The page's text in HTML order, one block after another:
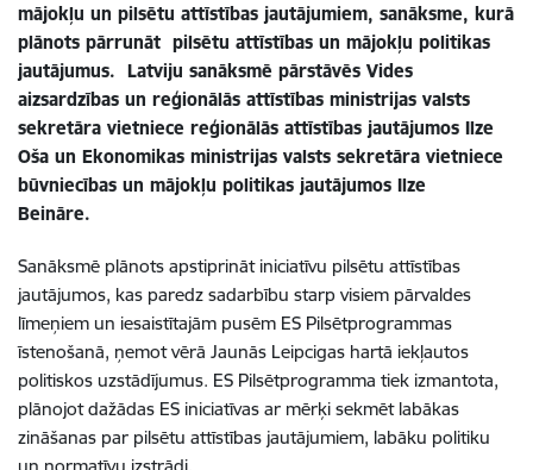
mājokļu un pilsētu attīstības jautājumiem, sanāksme, kurā
plānots pārrunāt pilsētu attīstības un mājokļu politikas
jautājumus. Latviju sanāksmē pārstāvēs Vides
aizsardzības un reģionālās attīstības ministrijas valsts
sekretāra vietniece reģionālās attīstības jautājumos Ilze
Oša un Ekonomikas ministrijas valsts sekretāra vietniece
būvniecības un mājokļu politikas jautājumos Ilze
Beināre.
Sanāksmē plānots apstiprināt iniciatīvu pilsētu attīstības
jautājumos, kas paredz sadarbību starp visiem pārvaldes
līmeņiem un iesaistītajām pusēm ES Pilsētprogrammas
īstenošanā, ņemot vērā Jaunās Leipcigas hartā iekļautos
politiskos uzstādījumus. ES Pilsētprogramma tiek izmantota,
plānojot dažādas ES iniciatīvas ar mērķi sekmēt labākas
zināšanas par pilsētu attīstības jautājumiem, labāku politiku
un normatīvu izstrādi.